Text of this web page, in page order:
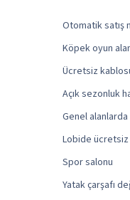
Otomatik satış
Köpek oyun
Ücretsiz
Açık sezonluk
Genel
Lobide
Spor salonu
Yatak çarşafı